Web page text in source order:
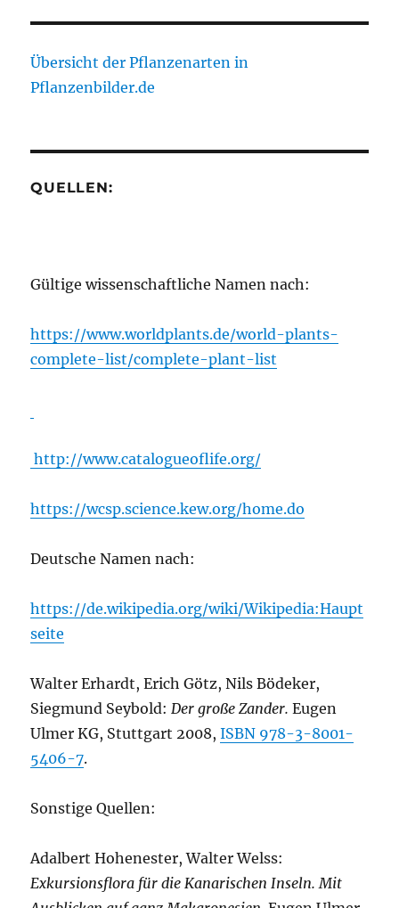
Übersicht der Pflanzenarten in
Pflanzenbilder.de
QUELLEN:
Gültige wissenschaftliche Namen nach:
https://www.worldplants.de/world-plants-
complete-list/complete-plant-list
http://www.catalogueoflife.org/
https://wcsp.science.kew.org/home.do
Deutsche Namen nach:
https://de.wikipedia.org/wiki/Wikipedia:Haupt
seite
Walter Erhardt, Erich Götz, Nils Bödeker,
Siegmund Seybold: Der große Zander. Eugen
Ulmer KG, Stuttgart 2008,ISBN 978-3-8001-
5406-7.
Sonstige Quellen:
Adalbert Hohenester, Walter Welss:
Exkursionsflora für die Kanarischen Inseln. Mit